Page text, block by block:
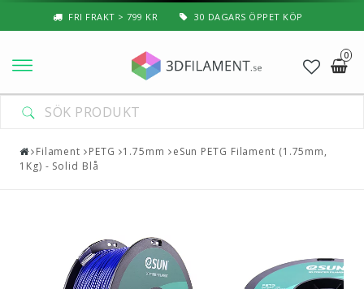
FRI FRAKT > 799 KR 30 DAGARS ÖPPET KÖP
0
Nyheter & Populärt
Filament
3D-Skrivare — Tillbehör
3D-Skrivare — Delar
Filament PETG 1.75mm
eSun PETG Filament (1.75mm,
1Kg) - Solid Blå